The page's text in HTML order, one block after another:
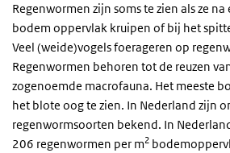
Regenwormen zijn soms te zien als ze
bodem oppervlak kruipen of bij het
Veel (weide)vogels foerageren op
Regenwormen behoren tot de reuzen
zogenoemde macrofauna. Het meeste
het blote oog te zien. In Nederland zijn
regenwormsoorten bekend. In
206 regenwormen per m2